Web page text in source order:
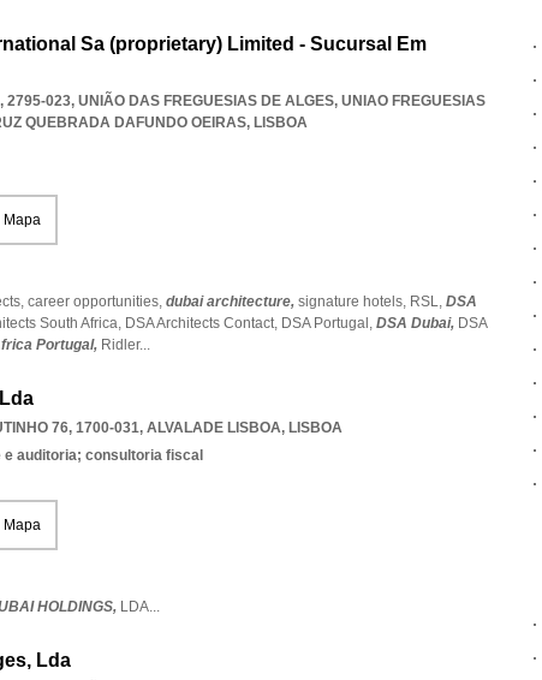
Sa (proprietary) Limited - Sucursal Em
2795-023, UNIÃO DAS FREGUESIAS DE ALGES, UNIAO FREGUESIAS
QUEBRADA DAFUNDO OEIRAS, LISBOA
Mapa
career opportunities, dubai architecture, signature hotels, RSL, DSA
South Africa, DSA Architects Contact, DSA Portugal, DSA Dubai, DSA
Portugal, Ridler...
76, 1700-031, ALVALADE LISBOA, LISBOA
auditoria; consultoria fiscal
Mapa
HOLDINGS, LDA...
Lda